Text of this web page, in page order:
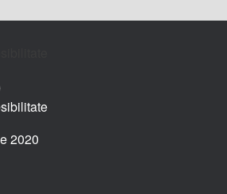
2020